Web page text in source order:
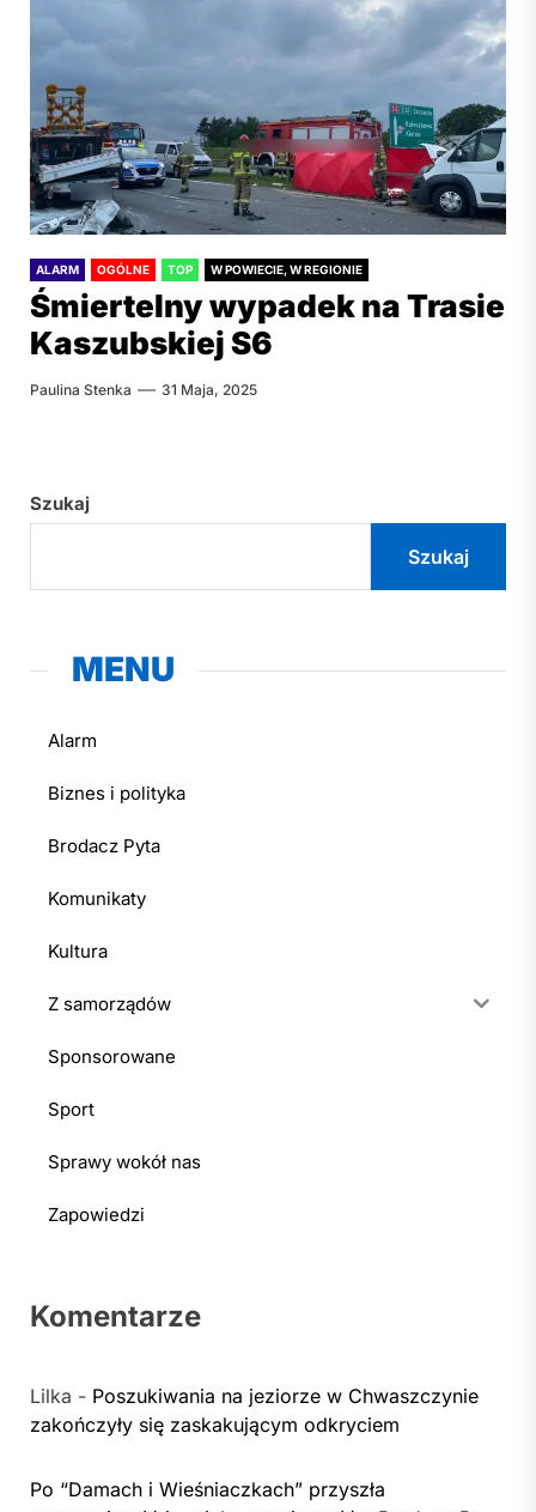
ALARM OGÓLNE TOP W POWIECIE, W REGIONIE
Śmiertelny wypadek na Trasie
Kaszubskiej S6
Paulina Stenka 31 Maja, 2025
Szukaj
Szukaj
MENU
Alarm
Biznes i polityka
Brodacz Pyta
Komunikaty
Kultura
Z samorządów
Sponsorowane
Sport
Sprawy wokół nas
Zapowiedzi
Komentarze
Lilka - Poszukiwania na jeziorze w Chwaszczynie
zakończyły się zaskakującym odkryciem
Po “Damach i Wieśniaczkach” przyszła